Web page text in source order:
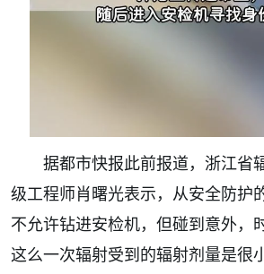
据都市快报此前报道，浙江省
级工程师肖曙光表示，从安全防护
不允许钻进安检机，但碰到意外，
这么一次辐射受到的辐射剂量是很